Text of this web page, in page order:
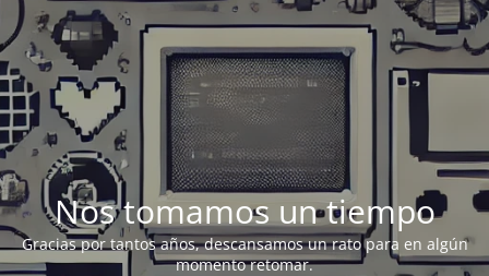
Nos tomamos un tiempo
Gracias por tantos años, descansamos un rato para en algún
momento retomar.